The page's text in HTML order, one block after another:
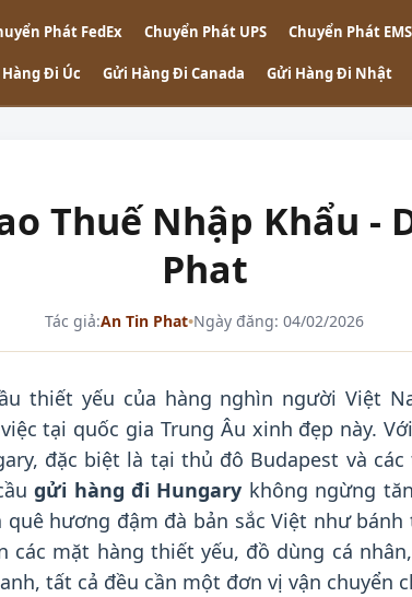
Phát FedEx Chuyển Phát UPS Chuyển Phát EMS
Đi Úc Gửi Hàng Đi Canada Gửi Hàng Đi Nhật
Thuế Nhập Khẩu -
Phat
Tác giả:An Tin Phat•Ngày đăng: 04/02/2026
thiết yếu của hàng nghìn người Việt
tại quốc gia Trung Âu xinh đẹp này.
đặc biệt là tại thủ đô Budapest và các
gửi hàng đi Hungary không ngừng
hương đậm đà bản sắc Việt như bánh
mặt hàng thiết yếu, đồ dùng cá
tất cả đều cần một đơn vị vận chuyển